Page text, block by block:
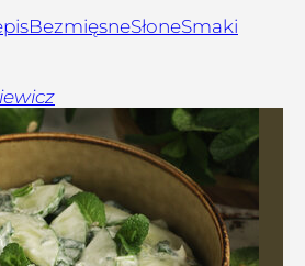
BezmięsneSłoneSmaki